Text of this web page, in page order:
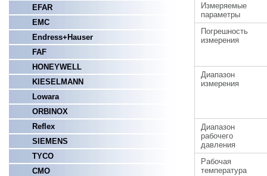
EFAR
EMC
Endress+Hauser
FAF
HONEYWELL
KIESELMANN
Lowara
ORBINOX
Reflex
SIEMENS
TYCO
СМО
Измеряемые
параметры
Погрешность
измерения
Диапазон
измерения
Диапазон
рабочего
давления
Рабочая
температура